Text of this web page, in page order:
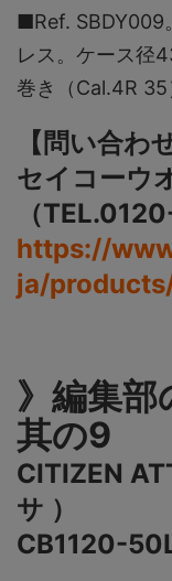
■Ref. SBDY009
レス。ケース径
巻き（Cal.4R
【問い合わ
セイコーウ
（
https://
ja/
》編集
其の9
CITIZEN
サ ）
CB1120-